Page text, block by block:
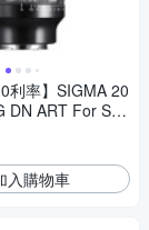
0利率】SIGMA 20
DN ART For Son
伸公司貨 定焦 大
光學
入購物車